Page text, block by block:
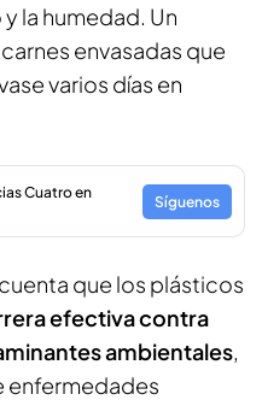
la humedad. Un
envasadas que
varios días en
Cuatro en
Síguenos
que los plásticos
efectiva contra
ambientales,
enfermedades